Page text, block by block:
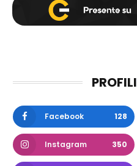
PROFILI
Facebook 128
Instagram 350